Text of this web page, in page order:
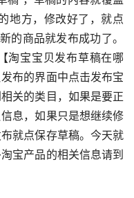
地方，修改好了，就点
的商品就发布成功了。
淘宝宝贝发布草稿在哪
布的界面中点击发布宝
关的类目，如果是要正
息，如果只是想继续修
就点保存草稿。今天就
宝产品的相关信息请到